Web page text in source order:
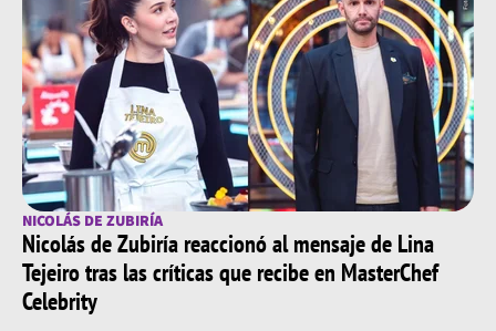
NICOLÁS DE ZUBIRÍA
Nicolás de Zubiría reaccionó al mensaje de Lina
Tejeiro tras las críticas que recibe en MasterChef
Celebrity